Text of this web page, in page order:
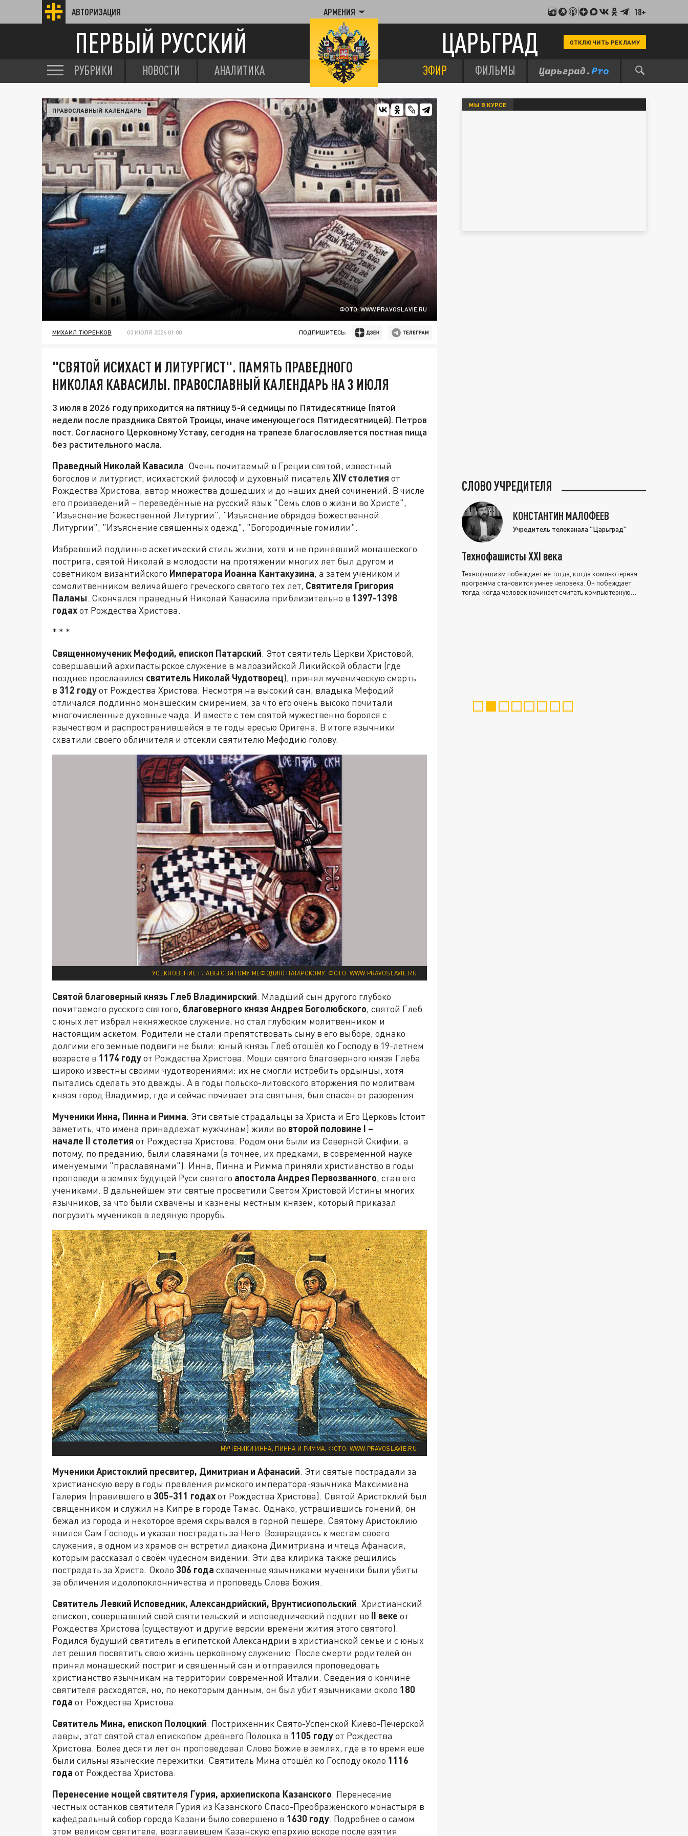
АВТОРИЗАЦИЯ АРМЕНИЯ 18+
ПЕРВЫЙ РУССКИЙ ЦАРЬГРАД ОТКЛЮЧИТЬ РЕКЛАМУ
РУБРИКИ НОВОСТИ АНАЛИТИКА ЭФИР ФИЛЬМЫ
ФОТО: WWW.PRAVOSLAVIE.RU
ПРАВОСЛАВНЫЙ КАЛЕНДАРЬ
МИХАИЛ ТЮРЕНКОВ 03 ИЮЛЯ 2026 01:00 ПОДПИШИТЕСЬ:
"СВЯТОЙ ИСИХАСТ И ЛИТУРГИСТ". ПАМЯТЬ ПРАВЕДНОГО
НИКОЛАЯ КАВАСИЛЫ. ПРАВОСЛАВНЫЙ КАЛЕНДАРЬ НА 3 ИЮЛЯ
3 июля в 2026 году приходится на пятницу 5-й седмицы по Пятидесятнице (пятой
недели после праздника Святой Троицы, иначе именующегося Пятидесятницей). Петров
пост. Согласного Церковному Уставу, сегодня на трапезе благословляется постная пища
без растительного масла.
Праведный Николай Кавасила. Очень почитаемый в Греции святой, известный
богослов и литургист, исихастский философ и духовный писатель XIVстолетия от
Рождества Христова, автор множества дошедших и до наших дней сочинений. В числе
его произведений – переведённые на русский язык "Семь слов о жизни во Христе",
"Изъяснение Божественной Литургии", "Изъяснение обрядов Божественной
Литургии", "Изъяснение священных одежд", "Богородичные гомилии".
Избравший подлинно аскетический стиль жизни, хотя и не принявший монашеского
пострига, святой Николай в молодости на протяжении многих лет был другом и
советником византийского Императора Иоанна Кантакузина, а затем учеником и
сомолитвенником величайшего греческого святого тех лет, Святителя Григория
Паламы. Скончался праведный Николай Кавасила приблизительно в 1397-1398
годахот Рождества Христова.
* * *
Священномученик Мефодий, епископ Патарский. Этот святитель Церкви Христовой,
совершавший архипастырское служение в малоазийской Ликийской области (где
позднее прославился святитель Николай Чудотворец), принял мученическую смерть
в 312 годуот Рождества Христова. Несмотря на высокий сан, владыка Мефодий
отличался подлинно монашеским смирением, за что его очень высоко почитали
многочисленные духовные чада. И вместе с тем святой мужественно боролся с
язычеством и распространившейся в те годы ересью Оригена. В итоге язычники
схватили своего обличителя и отсекли святителю Мефодию голову.
УСЕКНОВЕНИЕ ГЛАВЫ СВЯТОМУ МЕФОДИЮ ПАТАРСКОМУ. ФОТО: WWW.PRAVOSLAVIE.RU
Святой благоверный князь Глеб Владимирский. Младший сын другого глубоко
почитаемого русского святого, благоверного князя Андрея Боголюбского, святой Глеб
с юных лет избрал некняжеское служение, но стал глубоким молитвенником и
настоящим аскетом. Родители не стали препятствовать сыну в его выборе, однако
долгими его земные подвиги не были: юный князь Глеб отошёл ко Господу в 19-летнем
возрасте в 1174 годуот Рождества Христова. Мощи святого благоверного князя Глеба
широко известны своими чудотворениями: их не смогли истребить ордынцы, хотя
пытались сделать это дважды. А в годы польско-литовского вторжения по молитвам
князя город Владимир, где и сейчас почивает эта святыня, был спасён от разорения.
Мученики Инна, Пинна и Римма. Эти святые страдальцы за Христа и Его Церковь (стоит
заметить, что имена принадлежат мужчинам) жили во второй половине I –
начале II столетия от Рождества Христова. Родом они были из Северной Скифии, а
потому, по преданию, были славянами (а точнее, их предками, в современной науке
именуемыми "праславянами"). Инна, Пинна и Римма приняли христианство в годы
проповеди в землях будущей Руси святого апостола Андрея Первозванного, став его
учениками. В дальнейшем эти святые просветили Светом Христовой Истины многих
язычников, за что были схвачены и казнены местным князем, который приказал
погрузить мучеников в ледяную прорубь.
МУЧЕНИКИ ИННА, ПИННА И РИММА. ФОТО: WWW.PRAVOSLAVIE.RU
Мученики Аристоклий пресвитер, Димитриан и Афанасий. Эти святые пострадали за
христианскую веру в годы правления римского императора-язычника Максимиана
Галерия (правившего в 305-311 годахот Рождества Христова). Святой Аристоклий был
священником и служил на Кипре в городе Тамас. Однако, устрашившись гонений, он
бежал из города и некоторое время скрывался в горной пещере. Святому Аристоклию
явился Сам Господь и указал пострадать за Него. Возвращаясь к местам своего
служения, в одном из храмов он встретил диакона Димитриана и чтеца Афанасия,
которым рассказал о своём чудесном видении. Эти два клирика также решились
пострадать за Христа. Около 306 года схваченные язычниками мученики были убиты
за обличения идолопоклонничества и проповедь Слова Божия.
Святитель Левкий Исповедник, Александрийский, Врунтисиопольский. Христианский
епископ, совершавший свой святительский и исповеднический подвиг во II веке от
Рождества Христова (существуют и другие версии времени жития этого святого).
Родился будущий святитель в египетской Александрии в христианской семье и с юных
лет решил посвятить свою жизнь церковному служению. После смерти родителей он
принял монашеский постриг и священный сан и отправился проповедовать
христианство язычникам на территории современной Италии. Сведения о кончине
святителя расходятся, но, по некоторым данным, он был убит язычниками около 180
года от Рождества Христова.
Святитель Мина, епископ Полоцкий. Постриженник Свято-Успенской Киево-Печерской
лавры, этот святой стал епископом древнего Полоцка в 1105 годуот Рождества
Христова. Более десяти лет он проповедовал Слово Божие в землях, где в то время ещё
были сильны языческие пережитки. Святитель Мина отошёл ко Господу около 1116
года от Рождества Христова.
Перенесение мощей святителя Гурия, архиепископа Казанского. Перенесение
честных останков святителя Гурия из Казанского Спасо-Преображенского монастыря в
кафедральный собор города Казани было совершено в 1630 году. Подробнее о самом
этом великом святителе, возглавившем Казанскую епархию вскоре после взятия
МЫ В КУРСЕ
СЛОВО УЧРЕДИТЕЛЯ
КОНСТАНТИН МАЛОФЕЕВ
Учредитель телеканала "Царьград"
Технофашисты XXI века
Технофашизм побеждает не тогда, когда компьютерная
программа становится умнее человека. Он побеждает
тогда, когда человек начинает считать компьютерную